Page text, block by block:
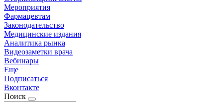
Мероприятия
Фармацевтам
Законодательство
Медицинские издания
Аналитика рынка
Видеозаметки врача
Вебинары
Еще
Подписаться
Вконтакте
Поиск